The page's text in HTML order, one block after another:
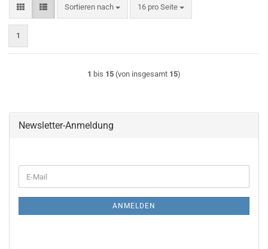
Sortieren nach
Sortieren nach 16 pro Seite
pro Seite
1
1 bis 15 (von insgesamt 15)
Newsletter-Anmeldung
ZUR
E-
Mail
ANMELDEN